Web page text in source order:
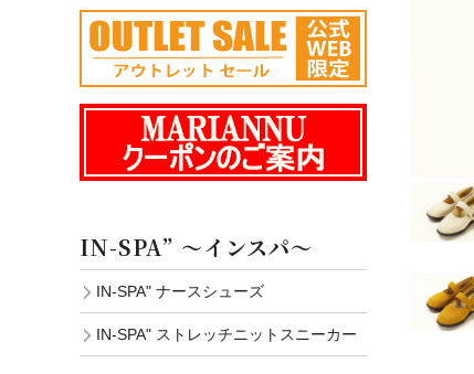
IN-SPA” ～インスパ～
IN-SPA" ナースシューズ
IN-SPA" ストレッチニットスニーカー